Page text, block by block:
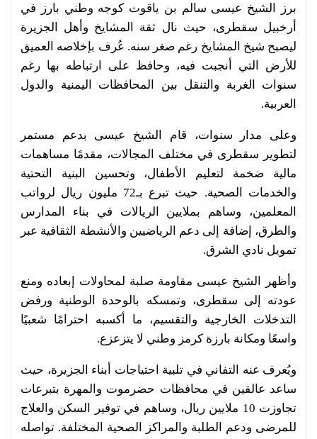
برز الشيخ عيسى سالم بن ياقوت كوجه وطني بارز في
أرخبيل سقطرى، حيث نال ثقة المشايخ وأهل الجزيرة
ليصبح شيخ المشايخ رغم صغر سنه. عُرف بإخلاصه العميق
للأرض التي أنجبت فيه، وحافظ على ارتباطه بها رغم
سنوات الغربة والتنقل بين المحافظات اليمنية والدول
العربية.
وعلى مدار سنوات، قام الشيخ عيسى بدعم مستمر
لتطوير سقطرى في مختلف المجالات، مقدمًا مساهمات
مالية ضخمة لتعليم الأطفال، وتحسين البنية التحتية
والخدمات الصحية. حيث تبرع بـ72 مليون ريال لرواتب
المعلمين، وساهم بملايين الريالات في بناء المدارس
والطرق، إضافة إلى دعم الرياضيين والأنشطة الثقافية عبر
تمويل نادي الشرق.
وأظهر الشيخ عيسى مقاومة صلبة لمحاولات إبعاده ومنع
عودته إلى سقطرى، وتمسكه بالوحدة الوطنية ورفض
التدخلات الخارجية والتقسيم، ما أكسبه احترامًا شعبيًا
واسعًا ومكانة بارزة كرمز وطني لا يتزعزع.
ويُعرف عنه التفاني في تلبية احتياجات أبناء الجزيرة، حيث
ساعد عالقين في محافظات حضرموت والمهرة بتبرعات
تجاوزت 10 ملايين ريال، وساهم في توفير السكن والعلاج
للمرضى ودعم الطلبة والمراكز الصحية المختلفة. تواصله